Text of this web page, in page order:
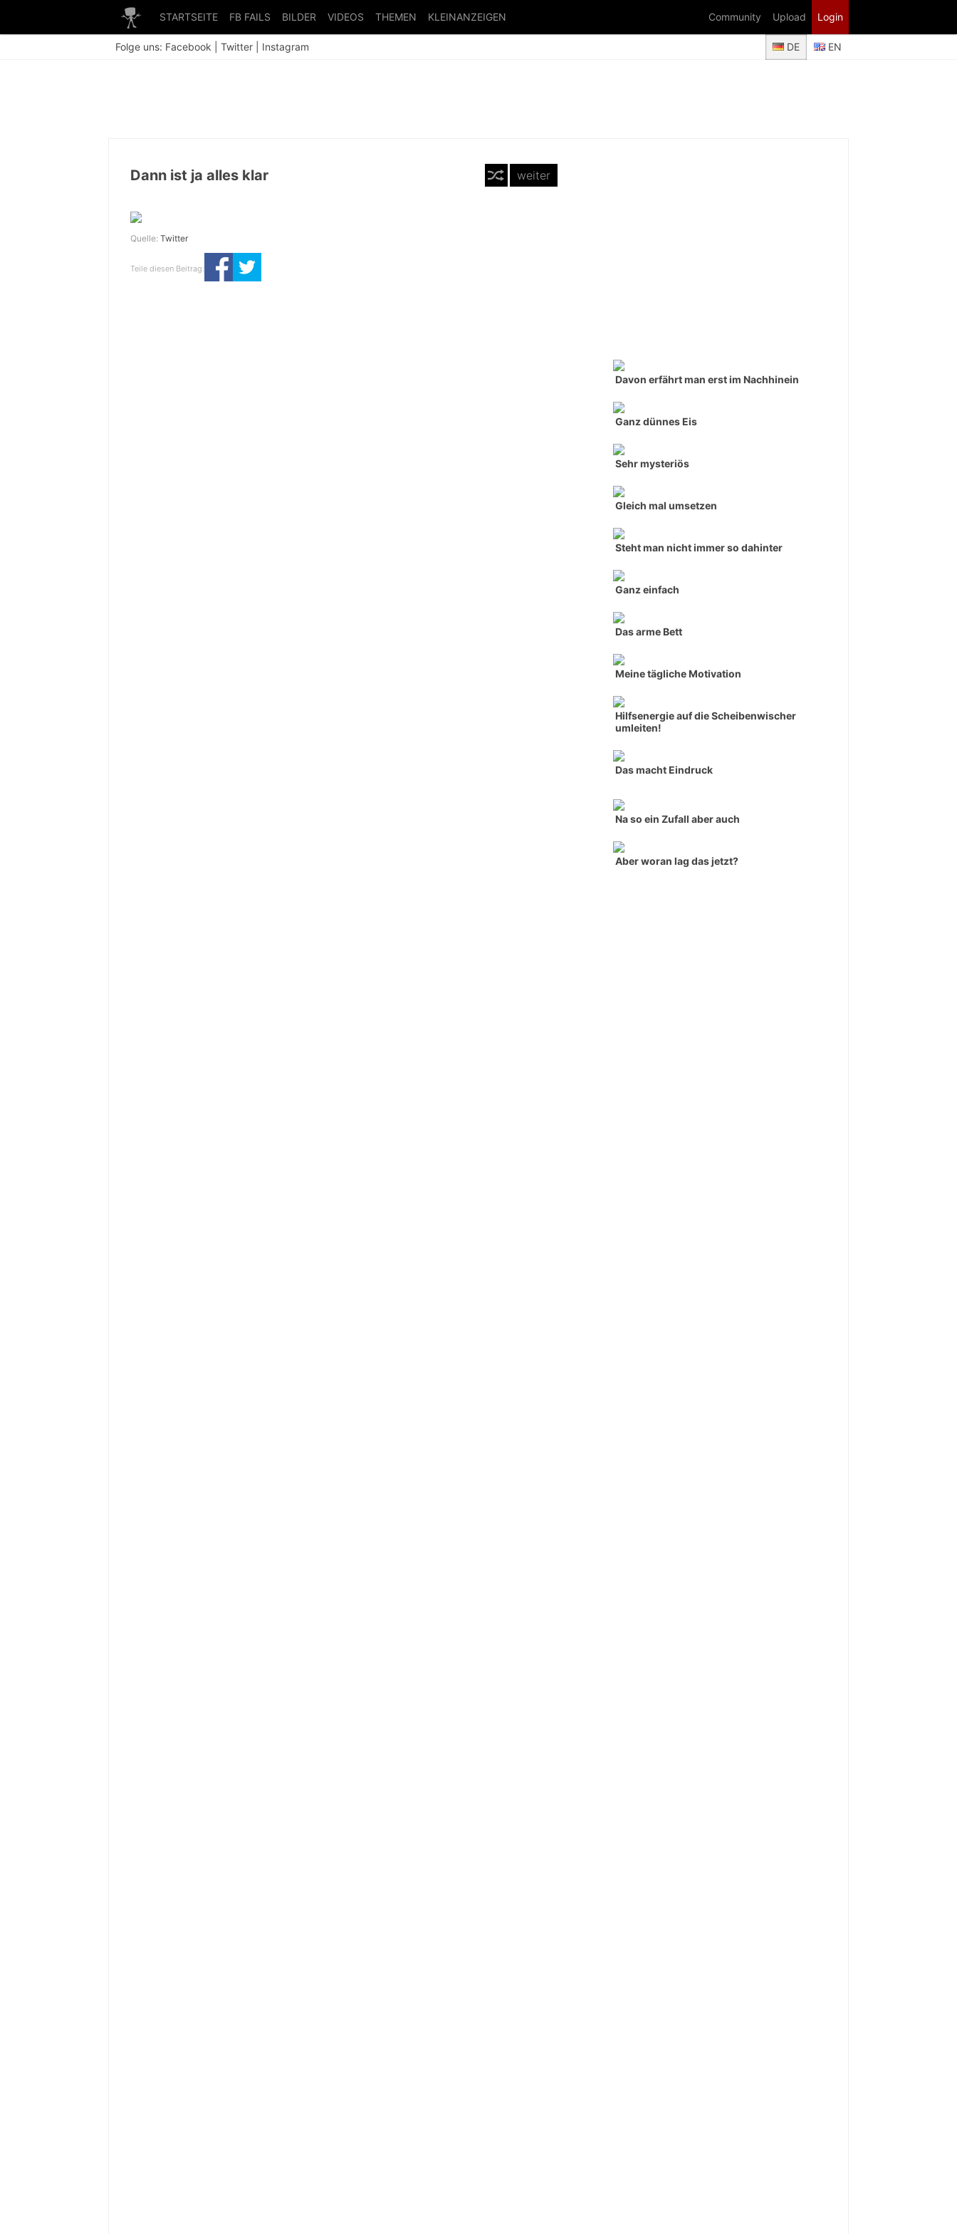
STARTSEITE FB FAILS BILDER VIDEOS THEMEN KLEINANZEIGEN Login
Upload
Community
Folge uns: Facebook Twitter Instagram DE EN
weiter
Dann ist ja alles klar
Quelle: Twitter
Teile diesen Beitrag:
Davon erfährt man erst im Nachhinein
Ganz dünnes Eis
Sehr mysteriös
Gleich mal umsetzen
Steht man nicht immer so dahinter
Ganz einfach
Das arme Bett
Meine tägliche Motivation
Hilfsenergie auf die Scheibenwischer
umleiten!
Das macht Eindruck
Na so ein Zufall aber auch
Aber woran lag das jetzt?